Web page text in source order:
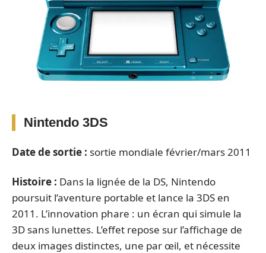
Nintendo 3DS
Date de sortie : sortie mondiale février/mars 2011
Histoire : Dans la lignée de la DS, Nintendo
poursuit l’aventure portable et lance la 3DS en
2011. L’innovation phare : un écran qui simule la
3D sans lunettes. L’effet repose sur l’affichage de
deux images distinctes, une par œil, et nécessite